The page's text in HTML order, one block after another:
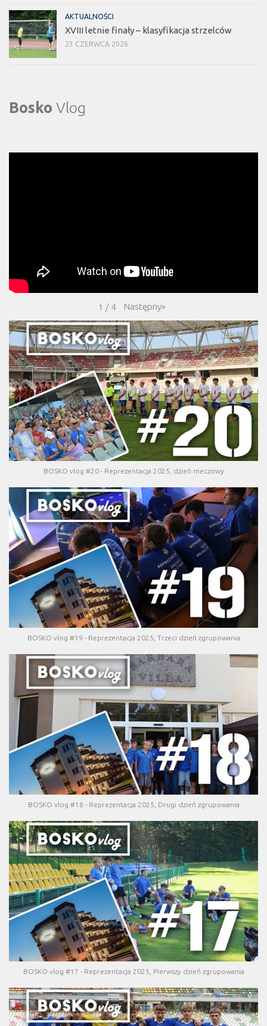
AKTUALNOŚCI
XVIII letnie finały – klasyfikacja strzelców
23 CZERWCA 2026
Bosko Vlog
1 / 4 Następny»
BOSKO vlog #20 - Reprezentacja 2025, dzień meczowy
BOSKO vlog #19 - Reprezentacja 2025, Trzeci dzień zgrupowania
BOSKO vlog #18 - Reprezentacja 2025, Drugi dzień zgrupowania
BOSKO vlog #17 - Reprezentacja 2025, Pierwszy dzień zgrupowania